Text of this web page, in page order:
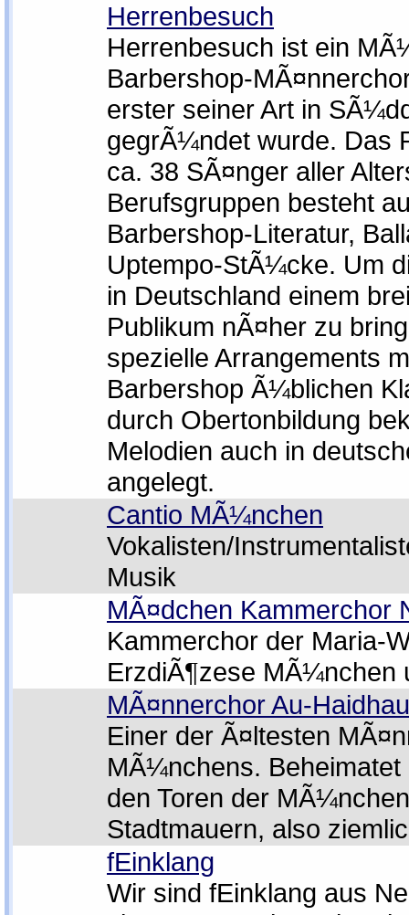
Herrenbesuch
Herrenbesuch ist ein
Barbershop-
erster seiner Art in
gegrÃ¼ndet wurde. Das
ca. 38 SÃ¤nger aller
Berufsgruppen besteht
Barbershop-Literatur,
Uptempo-StÃ¼cke. Um
in Deutschland einem
Publikum nÃ¤her zu
spezielle Arrangements
Barbershop Ã¼blichen
durch Obertonbildung
Melodien auch in
angelegt.
Cantio MÃ¼nchen
Vokalisten/
Musik
MÃ¤dchen Kammerchor
Kammerchor der Maria-
ErzdiÃ¶zese MÃ¼nchen
MÃ¤nnerchor Au-
Einer der Ã¤ltesten
MÃ¼nchens. Beheimatet
den Toren der
Stadtmauern, also
fEinklang
Wir sind fEinklang aus